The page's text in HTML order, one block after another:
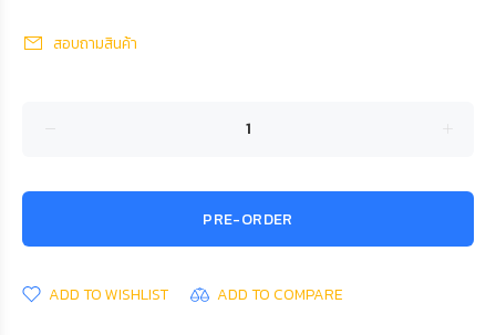
สอบถามสินค้า
PRE-ORDER
ADD TO WISHLIST ADD TO COMPARE